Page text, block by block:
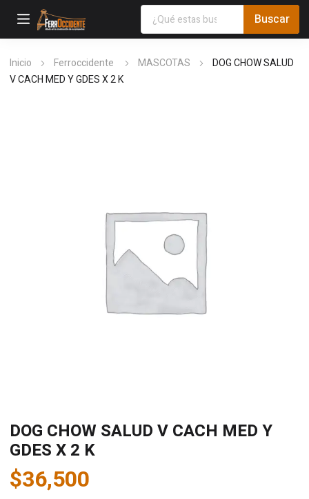
Inicio Ferroccidente MASCOTAS
DOG CHOW SALUD
V CACH MED Y GDES X 2 K
DOG CHOW SALUD V CACH MED Y
GDES X 2 K
$36,500